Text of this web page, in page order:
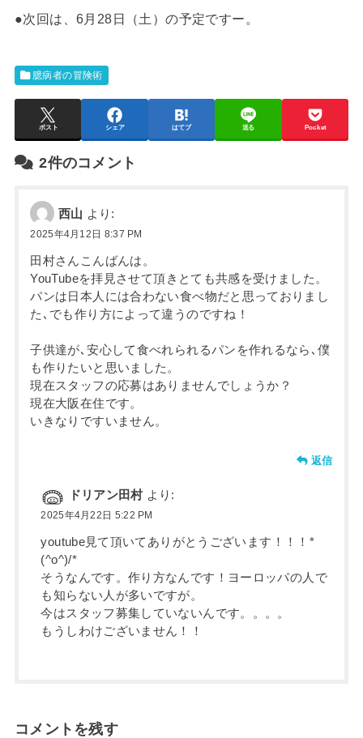
●次回は、6月28日（土）の予定ですー。
臆病者の冒険術
ポスト シェア はてブ 送る Pocket
2件のコメント
西山 より:
2025年4月12日 8:37 PM
田村さんこんばんは。
YouTubeを拝見させて頂きとても共感を受けました。
パンは日本人には合わない食べ物だと思っておりまし
た､でも作り方によって違うのですね！
子供達が､安心して食べれられるパンを作れるなら､僕
も作りたいと思いました。
現在スタッフの応募はありませんでしょうか？
現在大阪在住です。
いきなりですいません。
返信
ドリアン田村 より:
2025年4月22日 5:22 PM
youtube見て頂いてありがとうございます！！！*
(^o^)/*
そうなんです。作り方なんです！ヨーロッパの人で
も知らない人が多いですが。
今はスタッフ募集していないんです。。。。
もうしわけございません！！
コメントを残す